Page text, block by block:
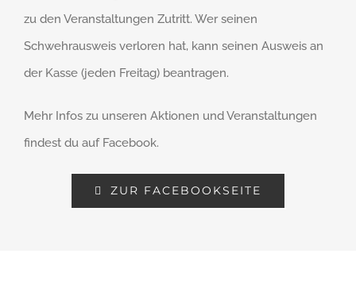
zu den Veranstaltungen Zutritt. Wer seinen
Schwehrausweis verloren hat, kann seinen Ausweis an
der Kasse (jeden Freitag) beantragen.
Mehr Infos zu unseren Aktionen und Veranstaltungen
findest du auf Facebook.
ZUR FACEBOOKSEITE